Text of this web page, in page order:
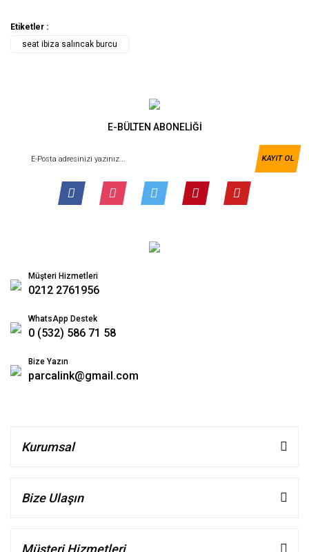
Etiketler :
seat ibiza salıncak burcu
E-BÜLTEN ABONELİĞİ
KAYIT OL
Müşteri Hizmetleri
0212 2761956
WhatsApp Destek
0 (532) 586 71 58
Bize Yazın
parcalink@gmail.com
Kurumsal
Bize Ulaşın